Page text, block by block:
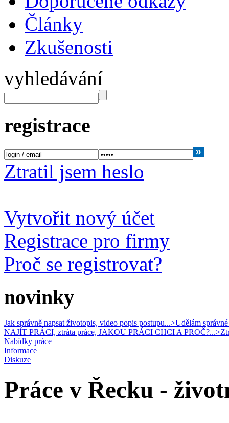
Články
Zkušenosti
vyhledávání
registrace
Ztratil jsem heslo
Vytvořit nový účet
Registrace pro firmy
Proč se registrovat?
novinky
Jak správně napsat životopis, video popis postupu...>Udělám
NAJÍT PRÁCI, ztráta práce, JAKOU PRÁCI CHCI A PROČ?...>
Nabídky práce
Informace
Diskuze
Práce v Řecku -